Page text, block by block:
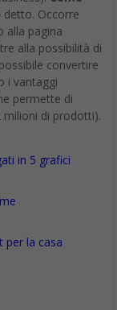
Android
a una cerniera.
il prototipo